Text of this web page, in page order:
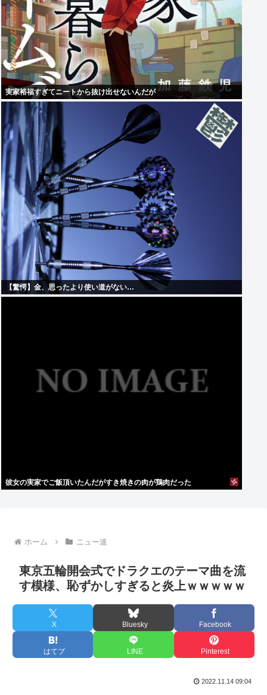
実家裕福すぎてニートから抜け出せないんだが
【驚愕】金、思ったより使い道がない…
彼女の実家でご飯頂いたんだがすき焼きの肉が鶏肉だった
ホーム ニュー速
東京五輪開会式でドラクエのテーマ曲を流
す模様、恥ずかしすぎると炎上ｗｗｗｗｗ
X Bluesky Facebook
はてブ LINE Pinterest
2022.11.14 09:04